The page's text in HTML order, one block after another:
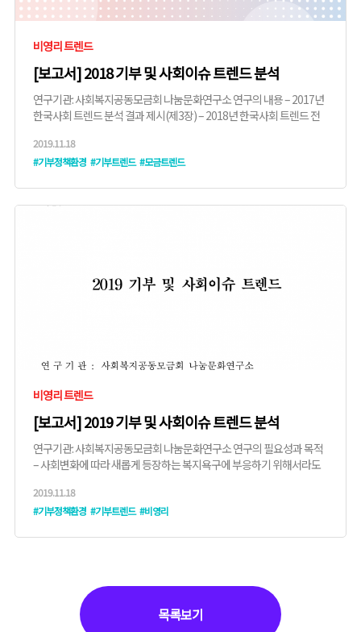
비영리 트렌드
[보고서] 2018 기부 및 사회이슈 트렌드 분석
연구기관: 사회복지공동모금회 나눔문화연구소 연구의 내용 – 2017년
한국사회 트렌드 분석 결과 제시(제3장) – 2018년 한국사회 트렌드 전
2019.11.18
#기부정책환경 #기부트렌드 #모금트렌드
비영리 트렌드
[보고서] 2019 기부 및 사회이슈 트렌드 분석
연구기관: 사회복지공동모금회 나눔문화연구소 연구의 필요성과 목적
– 사회변화에 따라 새롭게 등장하는 복지욕구에 부응하기 위해서라도
2019.11.18
#기부정책환경 #기부트렌드 #비영리
목록보기